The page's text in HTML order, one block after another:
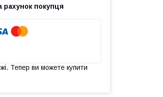
рахунок покупця
Тепер ви можете купити